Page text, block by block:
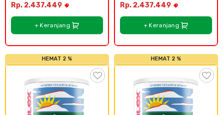
Rp. 2.437.449
+ Keranjang
Rp. 2.437.449
+ Keranjang
HEMAT 2 % HEMAT 2 %